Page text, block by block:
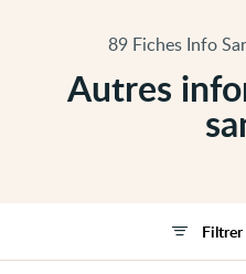
principaleAutres
89 Fiches Info
Filtrer